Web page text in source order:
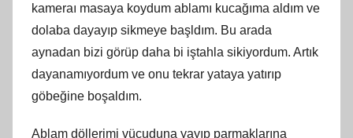
kameraı masaya koydum ablamı kucağıma aldım ve
dolaba dayayıp sikmeye başldım. Bu arada
aynadan bizi görüp daha bi iştahla sikiyordum. Artık
dayanamıyordum ve onu tekrar yataya yatırıp
göbeğine boşaldım.
Ablam döllerimi vücuduna yayıp parmaklarına